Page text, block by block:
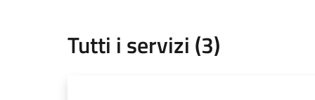
Tutti i servizi (3)